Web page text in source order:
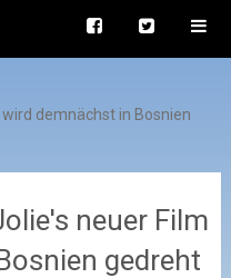
demnächst in Bosnien
neuer Film
gedreht